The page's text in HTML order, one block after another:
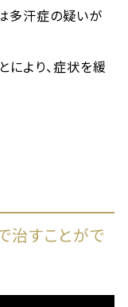
多汗症の疑いが
により、症状を緩
治すことがで